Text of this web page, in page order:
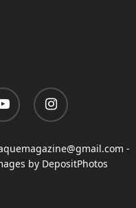
instagram
-
by DepositPhotos